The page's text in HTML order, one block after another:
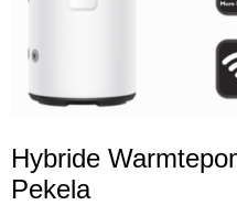
Hybride
Pekela